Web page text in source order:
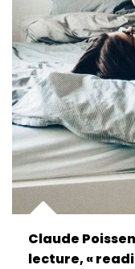
Claude
lecture, «